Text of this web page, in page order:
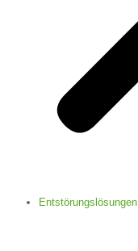
Entstörungslösungen